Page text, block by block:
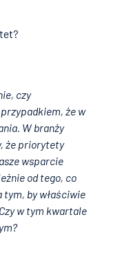
czy
że w
W branży
że priorytety
wsparcie
od tego, co
tym, by właściwie
w tym kwartale